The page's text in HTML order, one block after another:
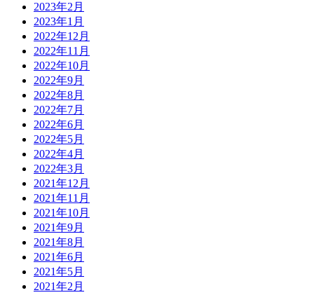
2023年2月
2023年1月
2022年12月
2022年11月
2022年10月
2022年9月
2022年8月
2022年7月
2022年6月
2022年5月
2022年4月
2022年3月
2021年12月
2021年11月
2021年10月
2021年9月
2021年8月
2021年6月
2021年5月
2021年2月